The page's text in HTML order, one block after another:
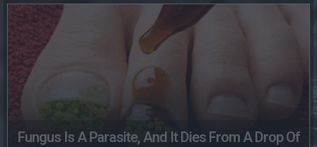
Fungus Is A Parasite, And It Dies From A Drop Of